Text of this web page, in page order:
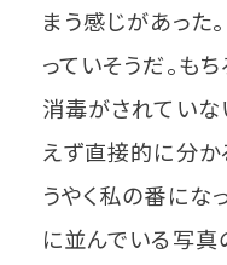
まう感じがあった
っていそうだ。も
消毒がされていな
えず直接的に分か
うやく私の番にな
に並んでいる写